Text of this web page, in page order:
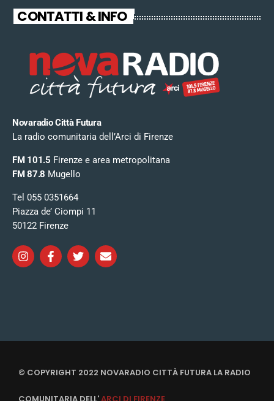
CONTATTI & INFO
Novaradio Città Futura
La radio comunitaria dell’Arci di Firenze
FM 101.5 Firenze e area metropolitana
FM 87.8 Mugello
Tel 055 0351664
Piazza de’ Ciompi 11
50122 Firenze
© COPYRIGHT 2022 NOVARADIO CITTÀ FUTURA LA RADIO